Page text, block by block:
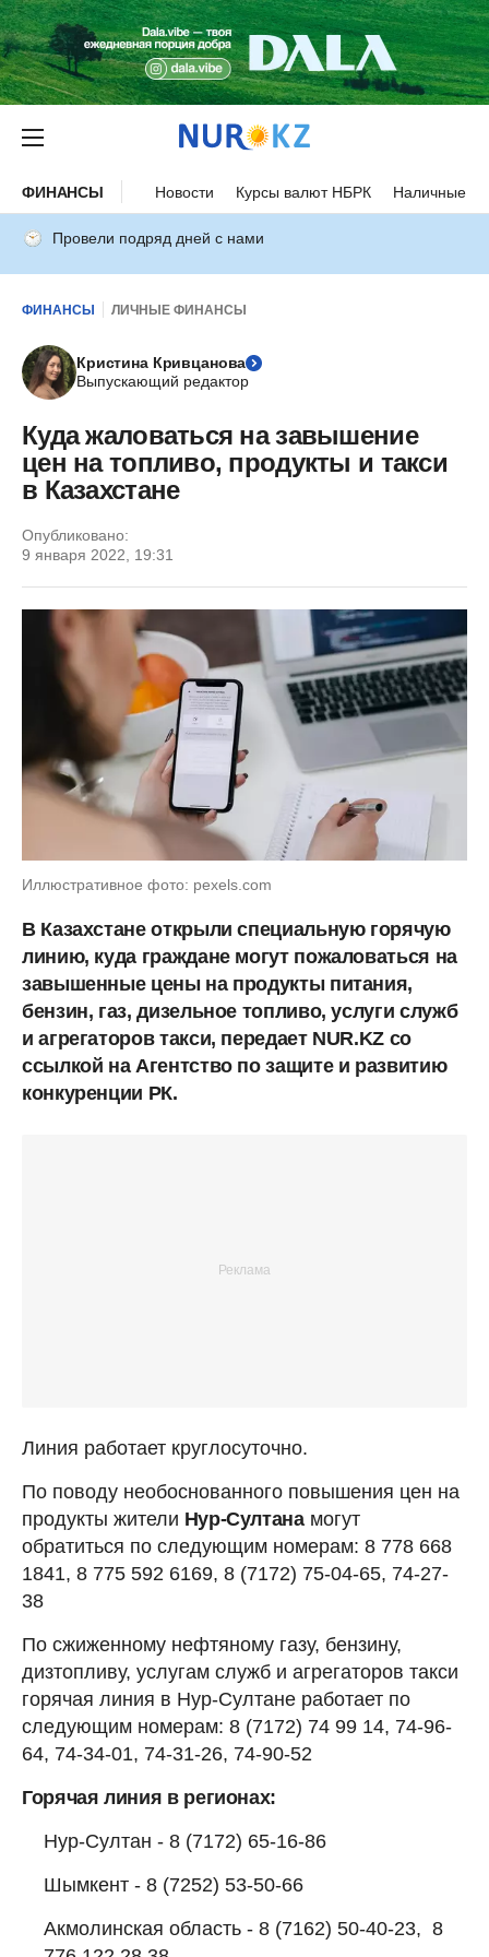
ФИНАНСЫ Новости Курсы валют НБРК Наличные
Провели подряд дней с нами
ФИНАНСЫ ЛИЧНЫЕ ФИНАНСЫ
Кристина Кривцанова
Выпускающий редактор
Куда жаловаться на завышение
цен на топливо, продукты и такси
в Казахстане
Опубликовано:
9 января 2022, 19:31
Иллюстративное фото: pexels.com
В Казахстане открыли специальную горячую
линию, куда граждане могут пожаловаться на
завышенные цены на продукты питания,
бензин, газ, дизельное топливо, услуги служб
и агрегаторов такси, передает NUR.KZ со
ссылкой на Агентство по защите и развитию
конкуренции РК.
Линия работает круглосуточно.
По поводу необоснованного повышения цен на
продукты жители Нур-Султанамогут
обратиться по следующим номерам: 8 778 668
1841, 8 775 592 6169, 8 (7172) 75-04-65, 74-27-
38
По сжиженному нефтяному газу, бензину,
дизтопливу, услугам служб и агрегаторов такси
горячая линия в Нур-Султане работает по
следующим номерам: 8 (7172) 74 99 14, 74-96-
64, 74-34-01, 74-31-26, 74-90-52
Горячая линия в регионах:
Нур-Султан - 8 (7172) 65-16-86
Шымкент - 8 (7252) 53-50-66
Акмолинская область - 8 (7162) 50-40-23, 8